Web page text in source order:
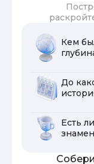
Кем
До
Есть